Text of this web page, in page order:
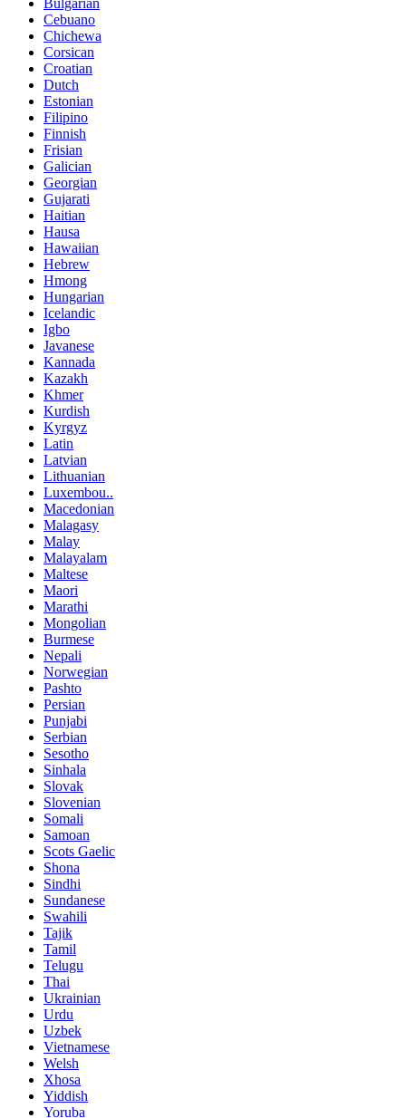
Cebuano
Chichewa
Corsican
Croatian
Dutch
Estonian
Filipino
Finnish
Frisian
Galician
Georgian
Gujarati
Haitian
Hausa
Hawaiian
Hebrew
Hmong
Hungarian
Icelandic
Igbo
Javanese
Kannada
Kazakh
Khmer
Kurdish
Kyrgyz
Latin
Latvian
Lithuanian
Luxembou..
Macedonian
Malagasy
Malay
Malayalam
Maltese
Maori
Marathi
Mongolian
Burmese
Nepali
Norwegian
Pashto
Persian
Punjabi
Serbian
Sesotho
Sinhala
Slovak
Slovenian
Somali
Samoan
Scots Gaelic
Shona
Sindhi
Sundanese
Swahili
Tajik
Tamil
Telugu
Thai
Ukrainian
Urdu
Uzbek
Vietnamese
Welsh
Xhosa
Yiddish
Yoruba